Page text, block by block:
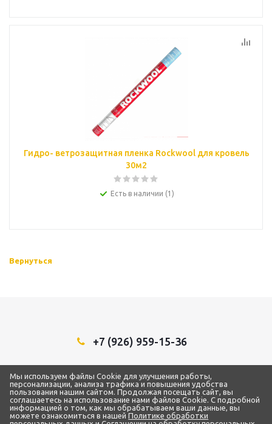
Гидро- ветрозащитная пленка Rockwool для кровель
30м2
Есть в наличии (1)
Вернуться
+7 (926) 959-15-36
2018 - 2026 © ТЦ “1Строительный”
Мы используем файлы Cookie для улучшения работы,
персонализации, анализа трафика и повышения удобства
пользования нашим сайтом. Продолжая посещать сайт, вы
соглашаетесь на использование нами файлов Cookie. С подробной
информацией о том, как мы обрабатываем ваши данные, вы
можете ознакомиться в нашейПолитике обработки